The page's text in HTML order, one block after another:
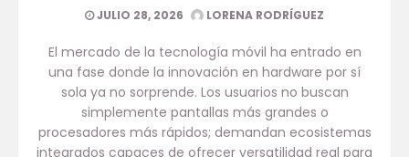
JULIO 28, 2026 LORENA RODRÍGUEZ
El mercado de la tecnología móvil ha entrado en
una fase donde la innovación en hardware por sí
sola ya no sorprende. Los usuarios no buscan
simplemente pantallas más grandes o
procesadores más rápidos; demandan ecosistemas
integrados capaces de ofrecer versatilidad real para